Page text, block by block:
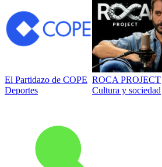
El Partidazo de COPE
Deportes
ROCA PROJECT
Cultura y sociedad